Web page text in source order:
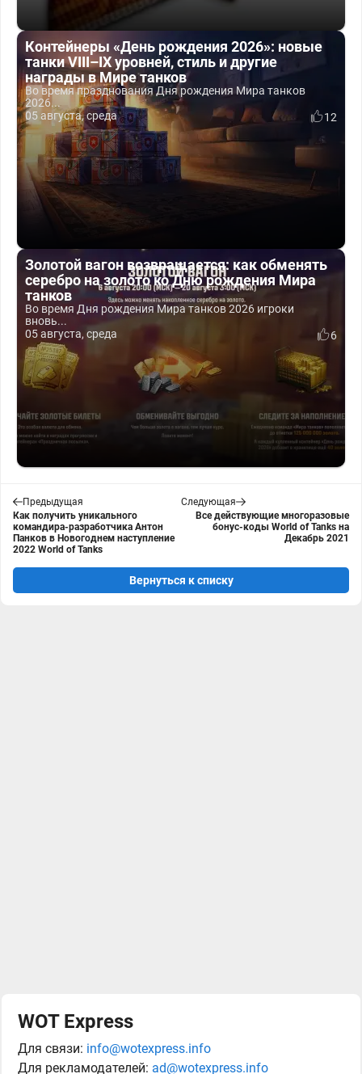
Контейнеры «День рождения 2026»: новые
танки VIII–IX уровней, стиль и другие
награды в Мире танков
Во время празднования Дня рождения Мира танков
2026...
05 августа, среда
12
Золотой вагон возвращается: как обменять
серебро на золото ко Дню рождения Мира
танков
Во время Дня рождения Мира танков 2026 игроки
вновь...
05 августа, среда
6
Предыдущая
Как получить уникального
командира-разработчика Антон
Панков в Новогоднем наступление
2022 World of Tanks
Следующая
Все действующие многоразовые
бонус-коды World of Tanks на
Декабрь 2021
Вернуться к списку
WOT Express
Для связи: info@wotexpress.info
Для рекламодателей: ad@wotexpress.info